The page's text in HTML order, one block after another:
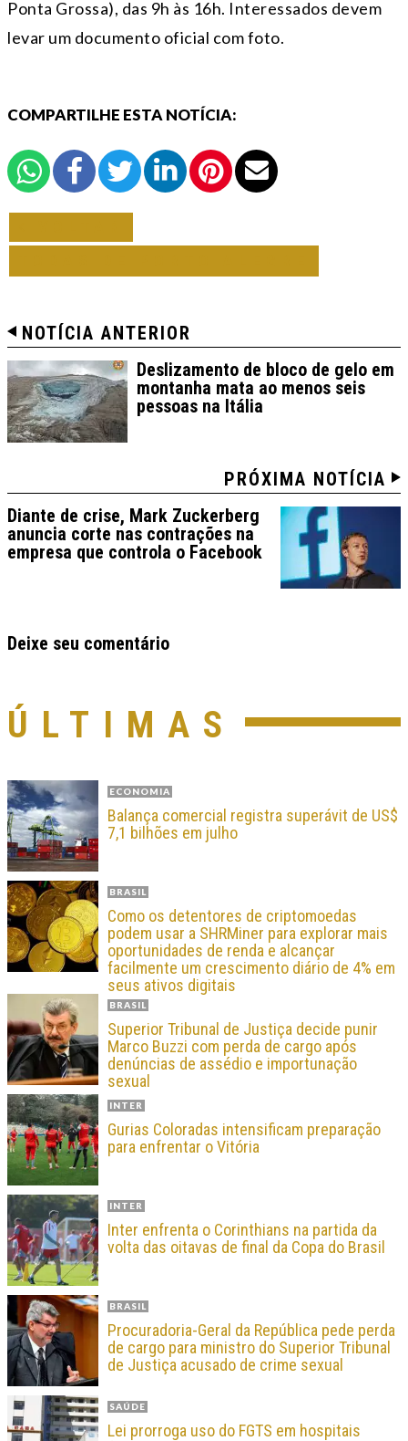
Ponta Grossa), das 9h às 16h. Interessados devem
levar um documento oficial com foto.
COMPARTILHE ESTA NOTÍCIA:
NOTÍCIA ANTERIOR
Deslizamento de bloco de gelo em
montanha mata ao menos seis
pessoas na Itália
PRÓXIMA NOTÍCIA
Diante de crise, Mark Zuckerberg
anuncia corte nas contrações na
empresa que controla o Facebook
Deixe seu comentário
ÚLTIMAS
ECONOMIA
Balança comercial registra superávit de US$
7,1 bilhões em julho
BRASIL
Como os detentores de criptomoedas
podem usar a SHRMiner para explorar mais
oportunidades de renda e alcançar
facilmente um crescimento diário de 4% em
seus ativos digitais
BRASIL
Superior Tribunal de Justiça decide punir
Marco Buzzi com perda de cargo após
denúncias de assédio e importunação
sexual
INTER
Gurias Coloradas intensificam preparação
para enfrentar o Vitória
INTER
Inter enfrenta o Corinthians na partida da
volta das oitavas de final da Copa do Brasil
BRASIL
Procuradoria-Geral da República pede perda
de cargo para ministro do Superior Tribunal
de Justiça acusado de crime sexual
SAÚDE
Lei prorroga uso do FGTS em hospitais